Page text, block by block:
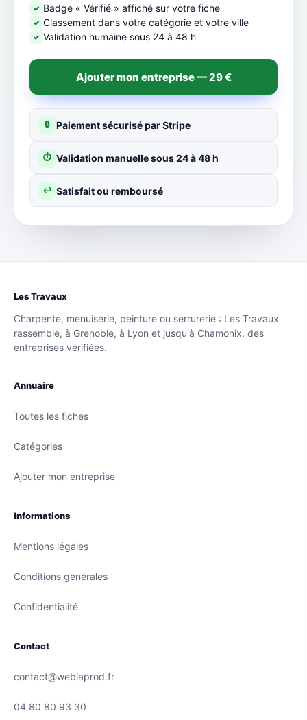
✓ Badge « Vérifié » affiché sur votre fiche
✓ Classement dans votre catégorie et votre ville
✓ Validation humaine sous 24 à 48 h
Ajouter mon entreprise — 29 €
🔒 Paiement sécurisé par Stripe
⏱ Validation manuelle sous 24 à 48 h
↩ Satisfait ou remboursé
Les Travaux
Charpente, menuiserie, peinture ou serrurerie : Les Travaux
rassemble, à Grenoble, à Lyon et jusqu'à Chamonix, des
entreprises vérifiées.
Annuaire
Toutes les fiches
Catégories
Ajouter mon entreprise
Informations
Mentions légales
Conditions générales
Confidentialité
Contact
contact@webiaprod.fr
04 80 80 93 30